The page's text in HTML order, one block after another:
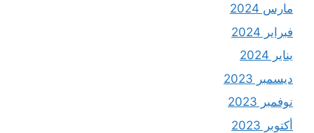
مارس 2024
فبراير 2024
يناير 2024
ديسمبر 2023
نوفمبر 2023
أكتوبر 2023